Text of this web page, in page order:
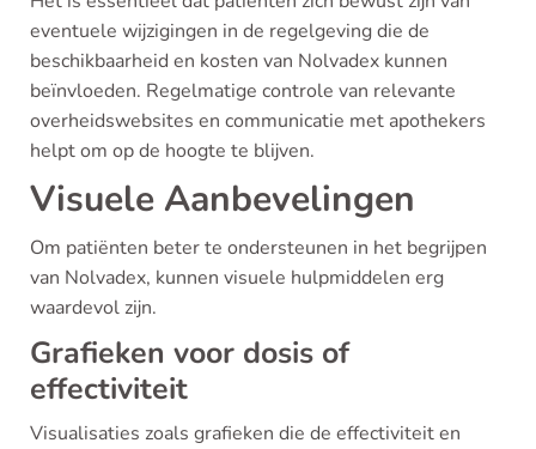
eventuele wijzigingen in de regelgeving die de
beschikbaarheid en kosten van Nolvadex kunnen
beïnvloeden. Regelmatige controle van relevante
overheidswebsites en communicatie met apothekers
helpt om op de hoogte te blijven.
Visuele Aanbevelingen
Om patiënten beter te ondersteunen in het begrijpen
van Nolvadex, kunnen visuele hulpmiddelen erg
waardevol zijn.
Grafieken voor dosis of
effectiviteit
Visualisaties zoals grafieken die de effectiviteit en